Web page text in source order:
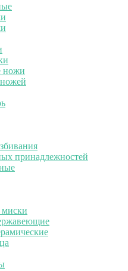
ножи
принадлежностей
миски